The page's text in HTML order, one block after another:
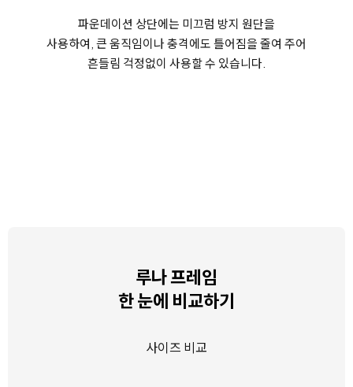
파운데이션 상단에는 미끄럼 방지 원단을
사용하여, 큰 움직임이나 충격에도 틀어짐을 줄여 주어
흔들림 걱정없이 사용할 수 있습니다.
루나 프레임
한 눈에 비교하기
사이즈 비교